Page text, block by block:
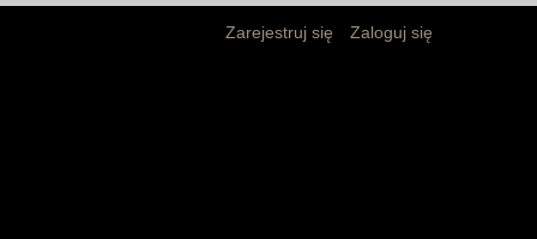
Zarejestruj się Zaloguj się